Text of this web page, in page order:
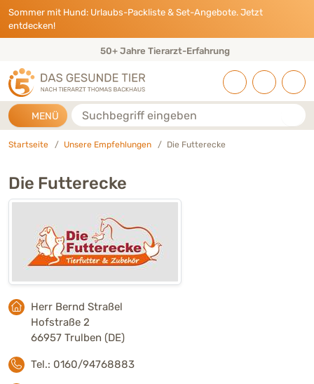
Direkt zu:
INHALT
HAUPTMENÜ
FOOTER
Sommer mit Hund: Urlaubs-Packliste & Set-Angebote. Jetzt
entdecken!
50+ Jahre Tierarzt-Erfahrung
MENÜ Suche
Startseite Unsere Empfehlungen Die Futterecke
Die Futterecke
Herr Bernd Straßel
Hofstraße 2
66957 Trulben (DE)
Tel.: 0160/94768883